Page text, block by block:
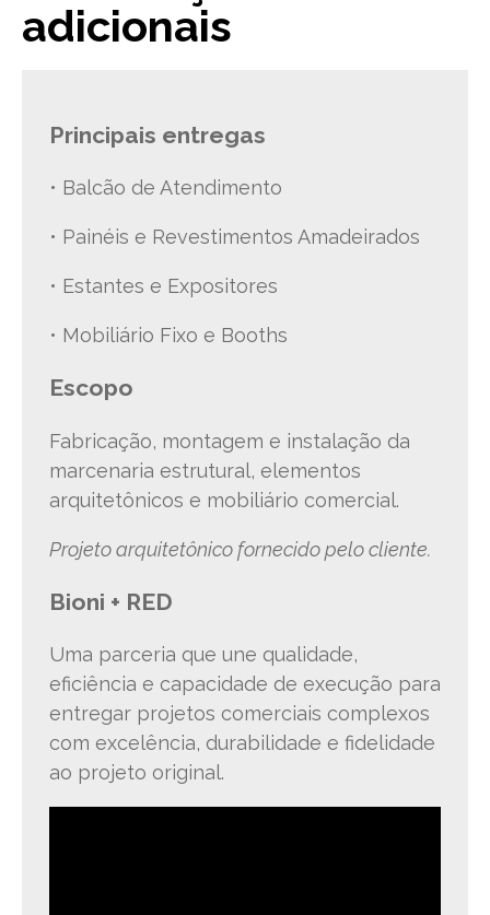
adicionais
Principais entregas
• Balcão de Atendimento
• Painéis e Revestimentos Amadeirados
• Estantes e Expositores
• Mobiliário Fixo e Booths
Escopo
Fabricação, montagem e instalação da
marcenaria estrutural, elementos
arquitetônicos e mobiliário comercial.
Projeto arquitetônico fornecido pelo cliente.
Bioni + RED
Uma parceria que une qualidade,
eficiência e capacidade de execução para
entregar projetos comerciais complexos
com excelência, durabilidade e fidelidade
ao projeto original.